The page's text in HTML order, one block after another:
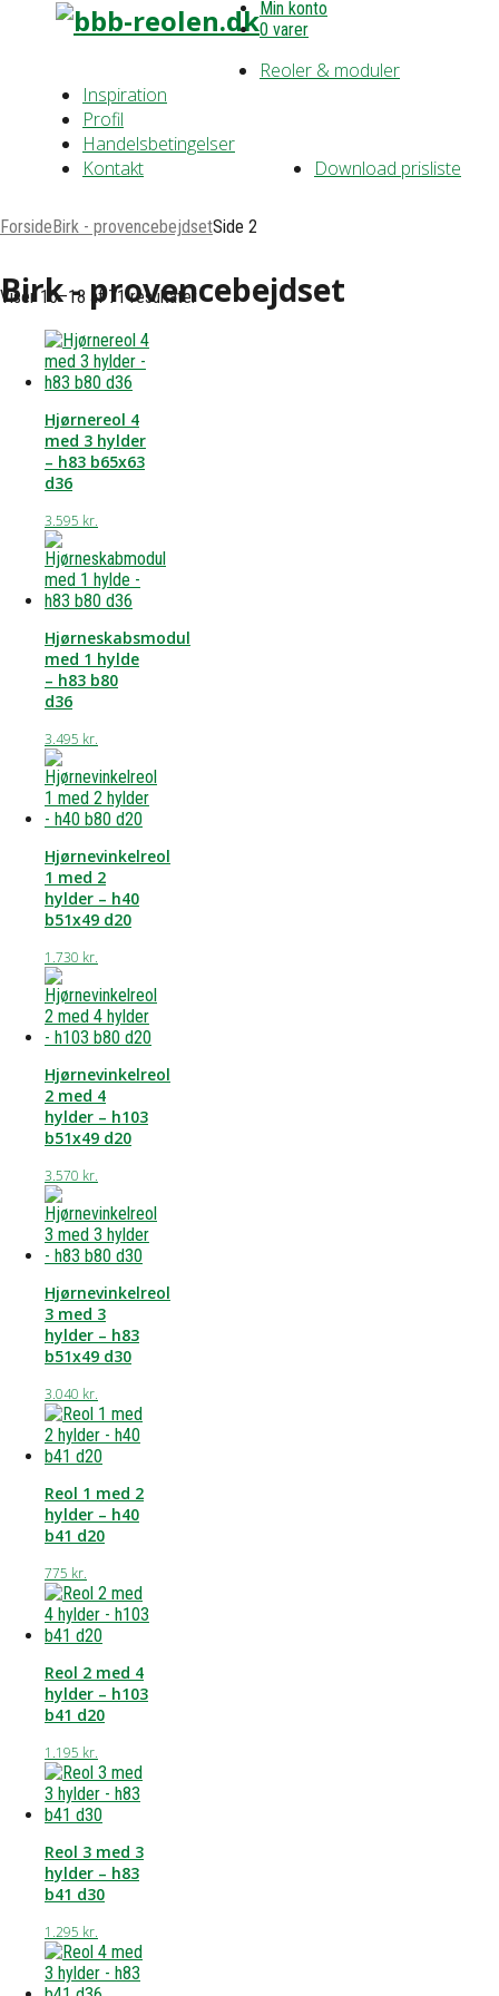
Min konto
0 varer
Reoler & moduler
Inspiration
Profil
Handelsbetingelser
Download prisliste
Kontakt
ForsideBirk - provencebejdsetSide 2
Birk - provencebejdset
Viser 10–18 af 71 resultater
Hjørnereol 4
med 3 hylder
– h83 b65x63
d36
3.595 kr.
Hjørneskabsmodul
med 1 hylde
– h83 b80
d36
3.495 kr.
Hjørnevinkelreol
1 med 2
hylder – h40
b51x49 d20
1.730 kr.
Hjørnevinkelreol
2 med 4
hylder – h103
b51x49 d20
3.570 kr.
Hjørnevinkelreol
3 med 3
hylder – h83
b51x49 d30
3.040 kr.
Reol 1 med 2
hylder – h40
b41 d20
775 kr.
Reol 2 med 4
hylder – h103
b41 d20
1.195 kr.
Reol 3 med 3
hylder – h83
b41 d30
1.295 kr.